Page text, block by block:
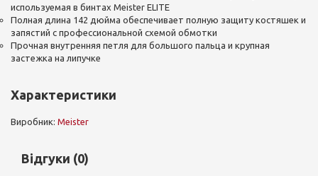
используемая в бинтах Meister ELITE
Полная длина 142 дюйма обеспечивает полную защиту костяшек и
запястий с профессиональной схемой обмотки
Прочная внутренняя петля для большого пальца и крупная
застежка на липучке
Характеристики
Виробник: Meister
Відгуки (0)